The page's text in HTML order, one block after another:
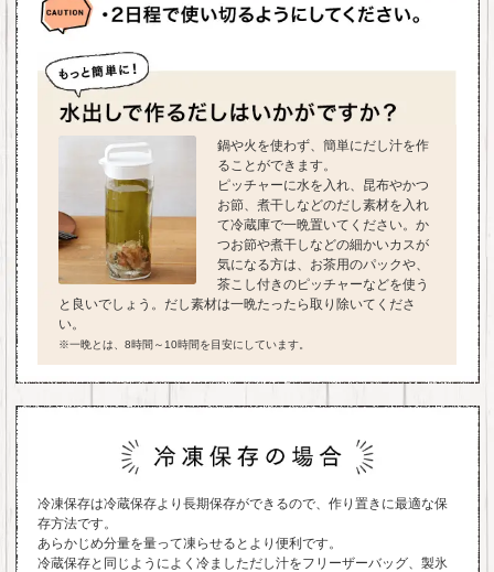
鍋や火を使わず、簡単にだし汁を作
ることができます。
ピッチャーに水を入れ、昆布やかつ
お節、煮干しなどのだし素材を入れ
て冷蔵庫で一晩置いてください。か
つお節や煮干しなどの細かいカスが
気になる方は、お茶用のパックや、
茶こし付きのピッチャーなどを使う
と良いでしょう。だし素材は一晩たったら取り除いてくださ
い。
※一晩とは、8時間～10時間を目安にしています。
冷凍保存は冷蔵保存より長期保存ができるので、作り置きに最適な保
存方法です。
あらかじめ分量を量って凍らせるとより便利です。
冷蔵保存と同じようによく冷ましただし汁をフリーザーバッグ、製氷